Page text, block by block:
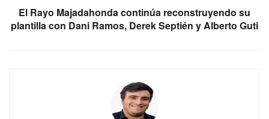
El Rayo Majadahonda continúa reconstruyendo su
plantilla con Dani Ramos, Derek Septién y Alberto Guti